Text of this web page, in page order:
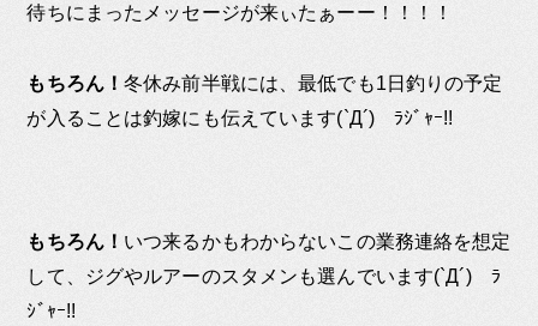
待ちにまったメッセージが来ぃたぁーー！！！！
もちろん！冬休み前半戦には、最低でも1日釣りの予定
が入ることは釣嫁にも伝えています(`Д´)ゞﾗｼﾞｬｰ!!
もちろん！ いつ来るかもわからないこの業務連絡を想定
して、ジグやルアーのスタメンも選んでいます(`Д´)ゞﾗ
ｼﾞｬｰ!!